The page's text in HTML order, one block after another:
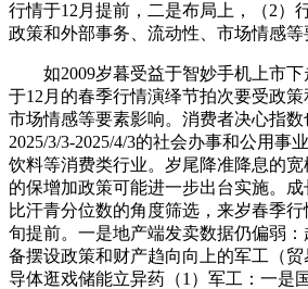
行情于12月提前，二是布局上，（2）
政策和外部事务、流动性、市场情感等
如2009岁暮受益于智妙手机上市下
于12月的春季行情演绎节拍次要受政策
市场情感等要素影响。消费者决心指
2025/3/3-2025/4/3的社会办事和公用事
饮料等消费类行业。岁尾降准降息的
的保增加政策可能进一步出台实施。
比汗青分位数的角度筛选，来岁春季
旬提前。一是地产端发卖数据仍偏弱
备摆设政策和财产趋向向上的军工（
导体逛戏储能立异药（1）军工：一是